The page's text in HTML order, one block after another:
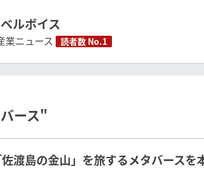
ルボイス
業ニュース 読者数 No.1
ース"
渡島の金山」を旅するメタバースを